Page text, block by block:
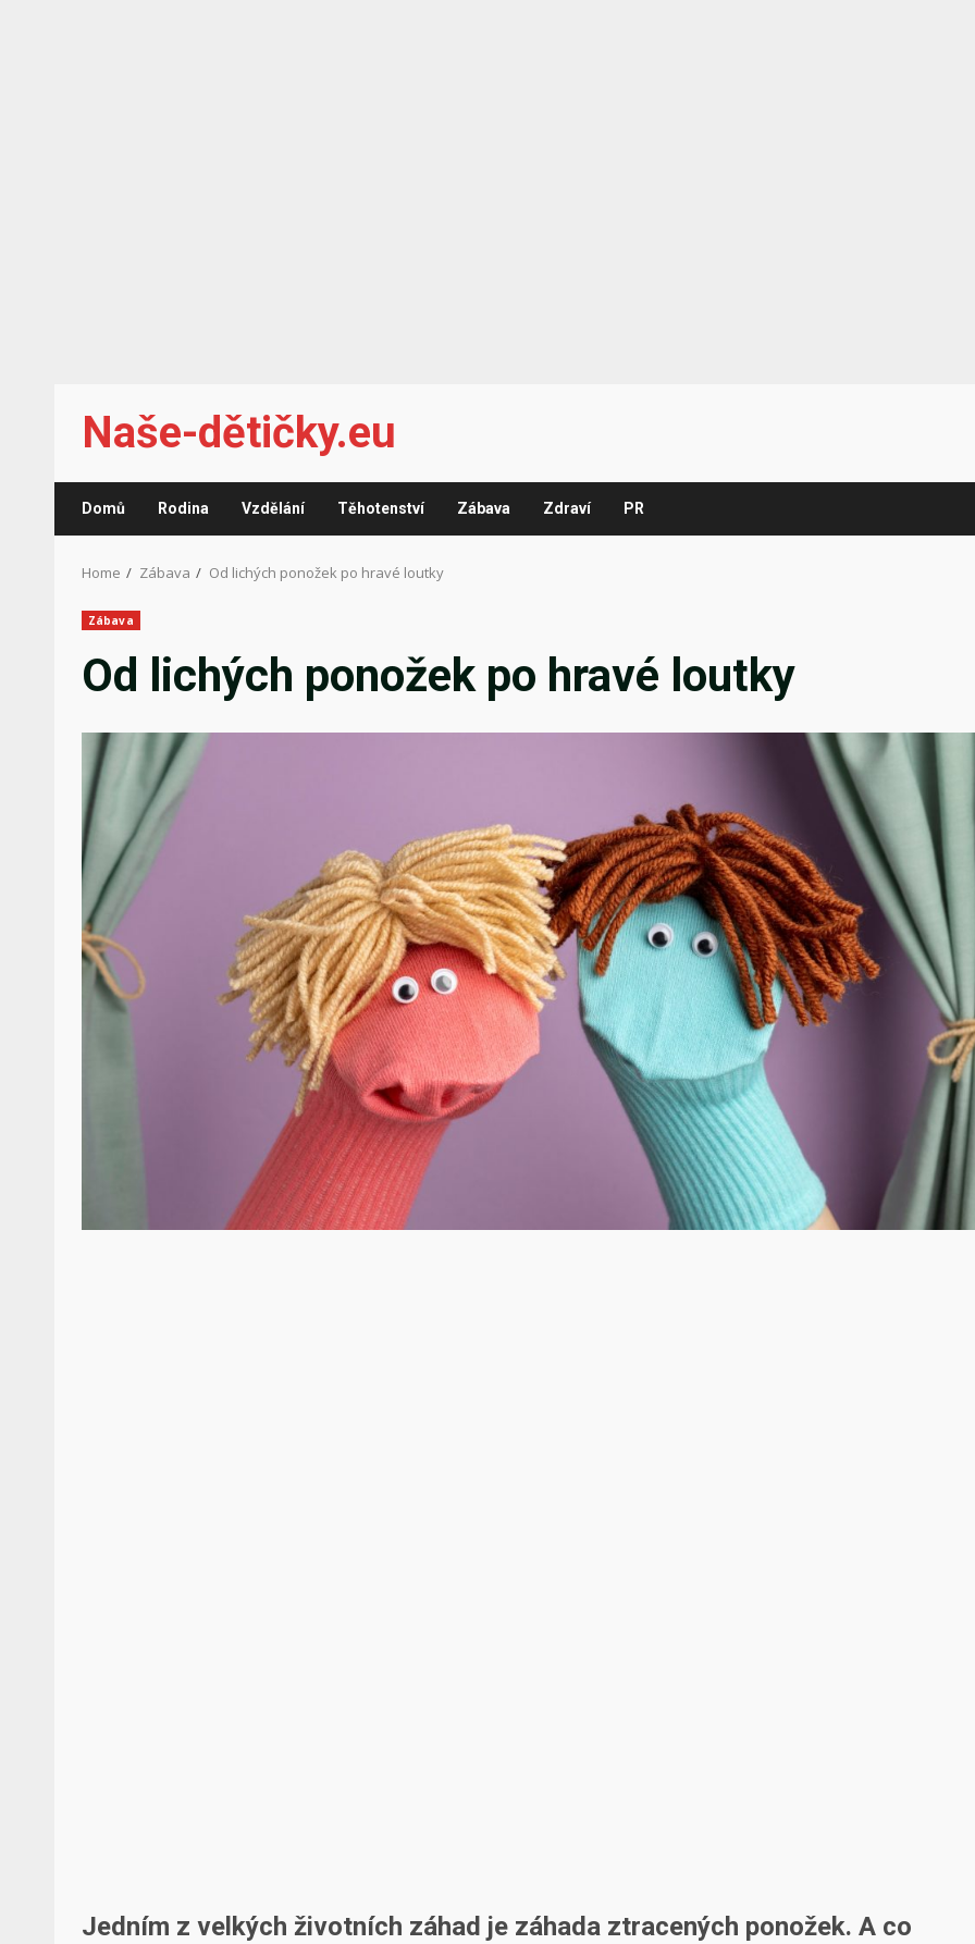
content
Naše-dětičky.eu
Domů Rodina Vzdělání Těhotenství Zábava Zdraví PR
Home Zábava Od lichých ponožek po hravé loutky
Zábava
Od lichých ponožek po hravé loutky
Jedním z velkých životních záhad je záhada ztracených ponožek. A co